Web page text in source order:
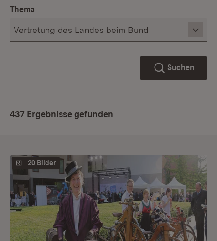
Thema
Suchen
437 Ergebnisse gefunden
20 Bilder